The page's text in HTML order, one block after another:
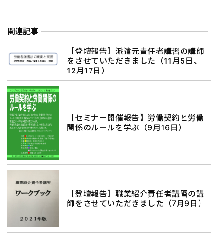
関連記事
【登壇報告】派遣元責任者講習の講師
をさせていただきました（11月5日、
12月17日）
【セミナー開催報告】労働契約と労働
関係のルールを学ぶ（9月16日）
【登壇報告】職業紹介責任者講習の講
師をさせていただきました（7月9日）